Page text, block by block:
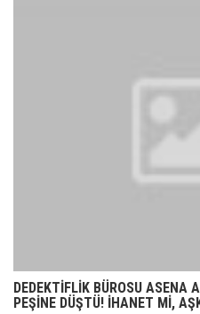
DEDEKTİFLİK BÜROSU ASENA
PEŞİNE DÜŞTÜ! İHANET Mİ,